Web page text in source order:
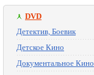
DVD
Детектив, Боевик
Детское Кино
Документальное Кино